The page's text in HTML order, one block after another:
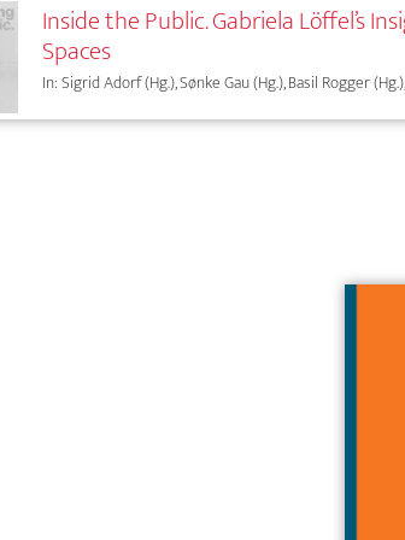
Inside the Public. Gabriela Löffel’s
Spaces
In: Sigrid Adorf (Hg.), Sønke Gau (Hg.), Basil Rogger